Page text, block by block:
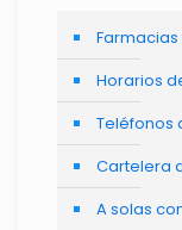
Horarios
Teléfonos
Cartelera
A solas